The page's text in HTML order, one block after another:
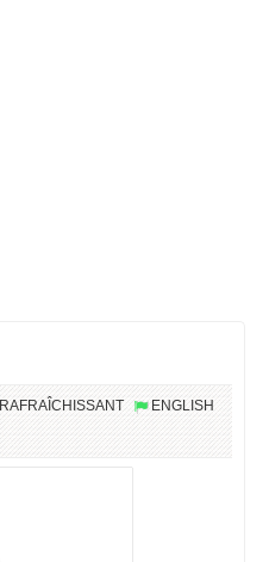
RAFRAÎCHISSANT
ENGLISH